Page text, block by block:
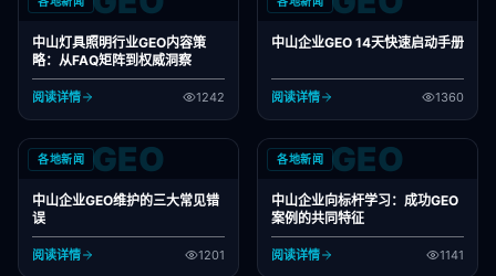
中山灯具照明行业GEO内容策
略：从FAQ矩阵到权威洞察
阅读详情 1242
中山企业GEO 14天快速启动手册
阅读详情 1360
各地新闻 GEO
中山企业GEO维护的三大常见错
误
阅读详情 1201
各地新闻 GEO
中山企业向标杆学习：成功GEO
案例的共同特征
阅读详情 1141